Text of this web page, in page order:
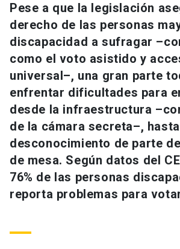
Información para keyboard_arrow_down
Futuros estudiantes
Estudiantes
Académicos
Personal
Alumni launch
Padres y familia
Vecinos
Go to english site launch
ACCESOS DIRECTOS
Admisión launch
Correo UC launch
Mi Portal UC launch
Pese a que la legislación
derecho de las personas
discapacidad a sufragar
como el voto asistido y
universal–, una gran parte
enfrentar dificultades para
desde la infraestructura
de la cámara secreta–, hasta
desconocimiento de parte
de mesa. Según datos del
76% de las personas
reporta problemas para